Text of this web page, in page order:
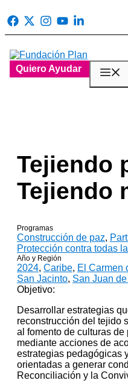
al
Quiero Ayudar
Tejiendo
Tejiendo
Programas
Construcción de paz,
Protección contra todas
Año y Región
2024, Caribe, El Carmen
San Jacinto, San Juan
Objetivo:
Desarrollar estrategias
reconstrucción del tejido
al fomento de culturas
mediante acciones de
estrategias pedagógicas
orientadas a generar
Reconciliación y la